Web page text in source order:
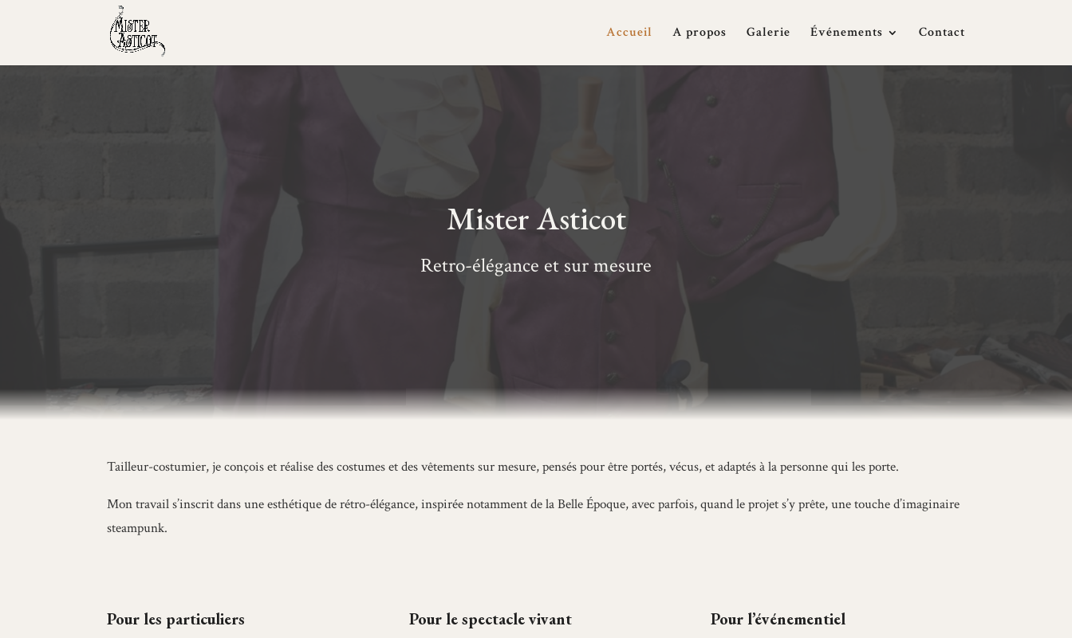
Accueil A propos Galerie Événements Contact
Mister Asticot
Retro-élégance et sur mesure
Tailleur-costumier, je conçois et réalise des costumes et des vêtements sur mesure, pensés pour être portés, vécus, et adaptés à la personne qui les porte.
Mon travail s’inscrit dans une esthétique de rétro-élégance, inspirée notamment de la Belle Époque, avec parfois, quand le projet s’y prête, une touche d’imaginaire
steampunk.
Pour les particuliers Pour le spectacle vivant Pour l’événementiel